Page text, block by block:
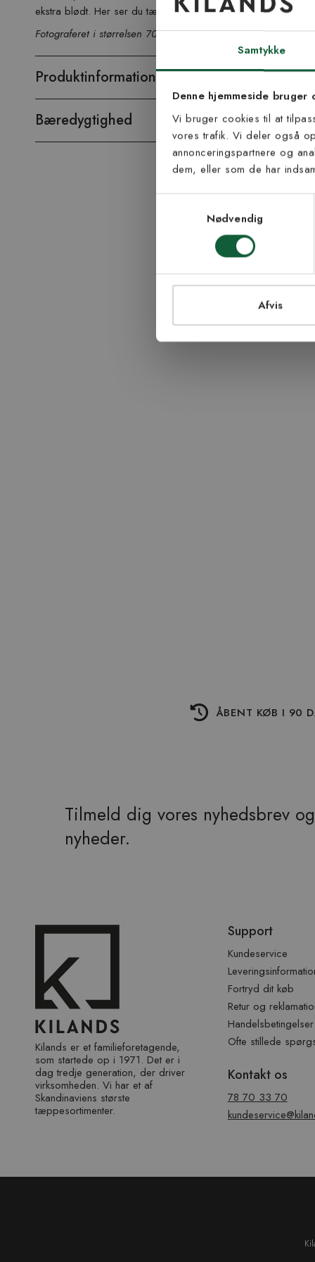
Samtykke
Denne hjemmeside bruger
Vi bruger cookies til at
vores trafik. Vi deler også
annonceringspartnere og
dem, eller som de har
Nødvendig
Afvis
ekstra blødt. Her ser du tæppet i farven grå.
Fotograferet i størrelsen 70 x 200 cm.
Produktinformation
Bæredygtighed
ÅBENT KØB I 90
Tilmeld dig vores nyhedsbrev
nyheder.
over
Kilands er et familieforetagende,
som startede op i 1971. Det er i
dag tredje generation, der driver
virksomheden. Vi har et af ​​
Skandinaviens største
tæppesortimenter.
Support
Kundeservice
Fortryd dit køb
Retur og
Handelsbetingelser
Ofte stillede
Kontakt os
78 70 33 70
Vær blandt de
E-mail